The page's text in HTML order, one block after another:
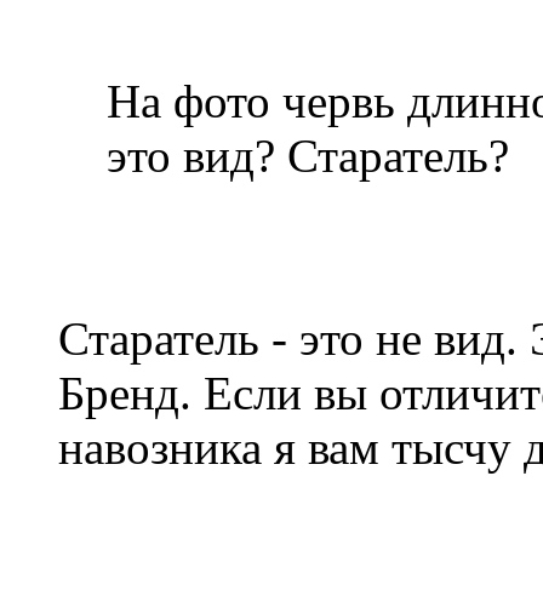
На фото червь
это вид? Старатель?
Старатель - это не
Бренд. Если вы
навозника я вам тысчу